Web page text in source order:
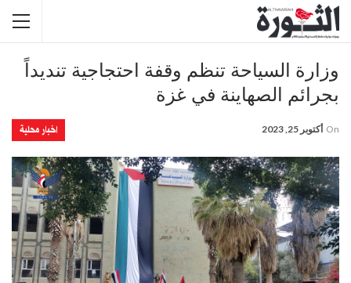
وزارة السياحة تنظم وقفة احتجاجية تنديداً
بجرائم الصهاينة في غزة
اخبار محلية On أكتوبر 25, 2023